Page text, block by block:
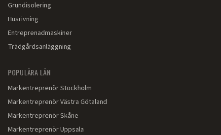
Grundisolering
Husrivning
Entreprenadmaskiner
Trädgårdsanläggning
POPULÄRA LÄN
MarkentreprenörStockholm
MarkentreprenörVästra Götaland
MarkentreprenörSkåne
MarkentreprenörUppsala